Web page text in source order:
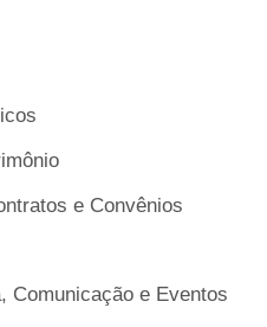
e Convênios
Comunicação e Eventos